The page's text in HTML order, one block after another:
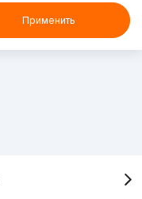
Применить